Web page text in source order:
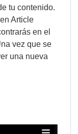
tu contenido.
Article
en el
vez que se
una nueva